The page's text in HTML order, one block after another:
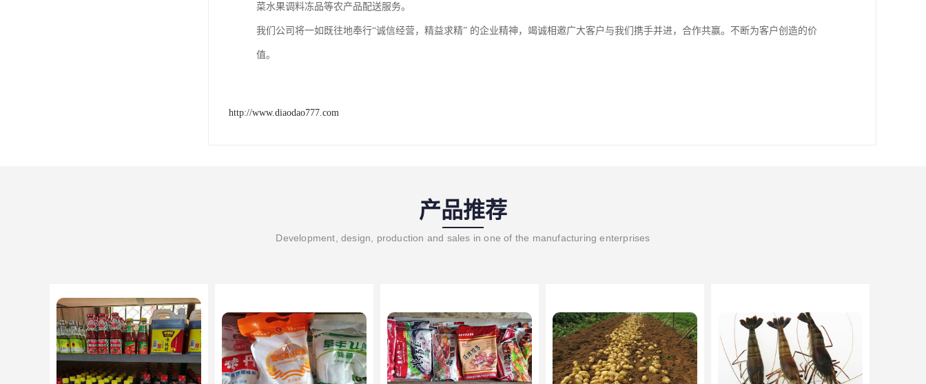
菜水果调料冻品等农产品配送服务。
我们公司将一如既往地奉行“诚信经营，精益求精” 的企业精神，竭诚相邀广大客户与我们携手并进，合作共赢。不断为客户创造的价
值。
http://www.diaodao777.com
产品推荐
Development, design, production and sales in one of the manufacturing enterprises